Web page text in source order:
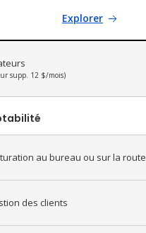
Explorer
supp. 12 $/mois)
au bureau ou sur la route
des clients